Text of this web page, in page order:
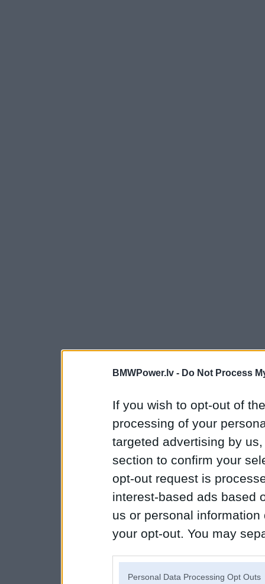
BMWPower.lv - Do Not Process
If you wish to opt-out of
processing of your
targeted advertising by
section to confirm your
opt-out request is
interest-based ads based
us or personal
your opt-out. You may
Personal Data Processing Opt Outs